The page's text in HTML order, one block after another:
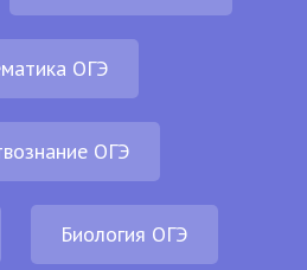
ОГЭ
ОГЭ
Биология ОГЭ